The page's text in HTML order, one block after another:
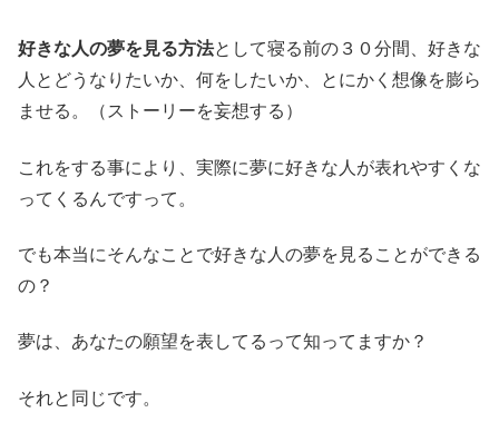
好きな人の夢を見る方法として寝る前の３０分間、好きな
人とどうなりたいか、何をしたいか、とにかく想像を膨ら
ませる。（ストーリーを妄想する）
これをする事により、実際に夢に好きな人が表れやすくな
ってくるんですって。
でも本当にそんなことで好きな人の夢を見ることができる
の？
夢は、あなたの願望を表してるって知ってますか？
それと同じです。